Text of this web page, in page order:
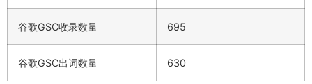
谷歌GSC收录数量 695
谷歌GSC出词数量 630